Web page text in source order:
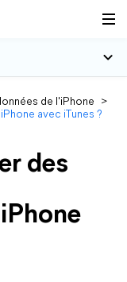
de l'iPhone
>
avec iTunes ?
des